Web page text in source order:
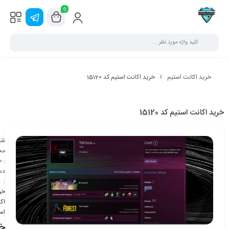
0
خرید اکانت استیم خرید اکانت استیم کد 15120
خرید اکانت استیم کد 15120
:
: